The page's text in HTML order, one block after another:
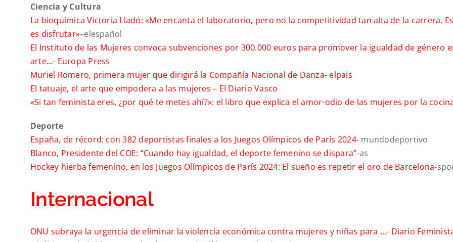
Ciencia y Cultura
La bioquímica Victoria Lladó: «Me encanta el laboratorio, pero no la competitividad tan alta de la carrera.
es disfrutar»–elespañol
El Instituto de las Mujeres convoca subvenciones por 300.000 euros para promover la igualdad de género
arte…- Europa Press
Muriel Romero, primera mujer que dirigirá la Compañía Nacional de Danza- elpais
El tatuaje, el arte que empodera a las mujeres – El Diario Vasco
«Si tan feminista eres, ¿por qué te metes ahí?»: el libro que explica el amor-odio de las mujeres por la
Deporte
España, de récord: con 382 deportistas finales a los Juegos Olímpicos de París 2024- mundodeportivo
Blanco, Presidente del COE: “Cuando hay igualdad, el deporte femenino se dispara”-as
Hockey hierba femenino, en los Juegos Olímpicos de París 2024: El sueño es repetir el oro de Barcelona-
Internacional
ONU subraya la urgencia de eliminar la violencia económica contra mujeres y niñas para …- Diario